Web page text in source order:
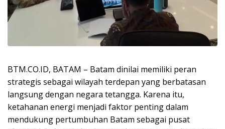
BTM.CO.ID, BATAM – Batam dinilai memiliki peran
strategis sebagai wilayah terdepan yang berbatasan
langsung dengan negara tetangga. Karena itu,
ketahanan energi menjadi faktor penting dalam
mendukung pertumbuhan Batam sebagai pusat